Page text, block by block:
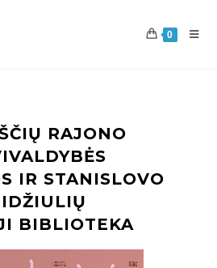
0
RAJONO
IR STANISLOVO
BIBLIOTEKA